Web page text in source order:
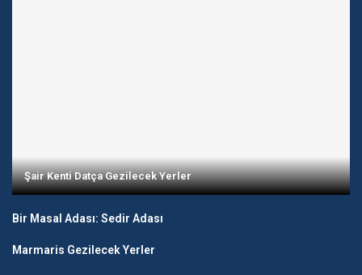
Şair Kenti Datça Gezilecek Yerler
Bir Masal Adası: Sedir Adası
Marmaris Gezilecek Yerler